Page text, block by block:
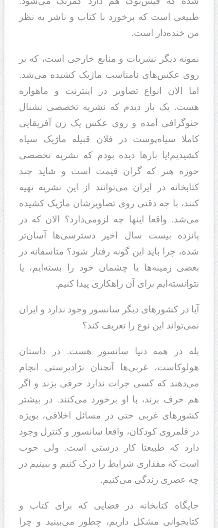
طبیعی است که برخورد با کتاب و ناشر به نظر
من خنده‌دار است.
نمونه دیگر نشریات و منابع خارجی است، که بر
روی عکس‌های نامناسب ماژیک کشیده می‌شد.
اما الان انواع تصاویر در اینترنت و ماهواره
هست. یک بار دیدم که نشریه تخصصی نشنال
جئوگرافی آمده و روی عکس یک زن آفریقایی
کاملا سیاه‌پوست در فلان قبیله ماژیک سیاه
کشیدیم!یا بارها دیده بودم که نشریه تخصصی
حوزه هنر که گران قیمت است و شاید چند
کتابخانه در ایران می‌‌توانند از این نشریه تهیه
کنند، با چه دقتی روی تصاویرشان ماژیک کشیده
می‌شد. واقعا اینها چه لزومی‌دارد؟ الان که در
پانزده بیست سال اخیر دسترسی‌ها آسان‌تر
شده، چرا باید این گونه رفتار شود؟ متاسفانه در
بعضی زمینه‌ها یا چشمان خود را بسته‌ایم، یا
نتوانسته‌ایم برای آن راهکاری پیدا کنیم.
آیا در کشورهای دیگر سانسور وجود ندارد و ایران
نمی‌تواند این نوع را تعریف کند؟
بله در همه دنیا سانسور هست. در داستان
هولوکاست، غربی‌ها آنچنان نژادپرستی انجام
می‌دهند که کسی جرات ندارد حرفی بزند و اگر
هم حرف بزند، با او برخورد می‌کنند. در بیشتر
کشورهای غربی حتی در مسائل اخلاقی، بویژه
در قلمروی کودکان، واقعا سانسور و کنترل وجود
دارد که طبیعتا کار درستی است. ولی خوب
است که مقداری شرایط را درک کنیم و ببینیم در
چه عصری زندگی می‌کنیم.
جایگاه کتابخانه در فضایی که برای کتاب و
کتابخوانی مشکل داریم، چطور می‌بینید و چرا